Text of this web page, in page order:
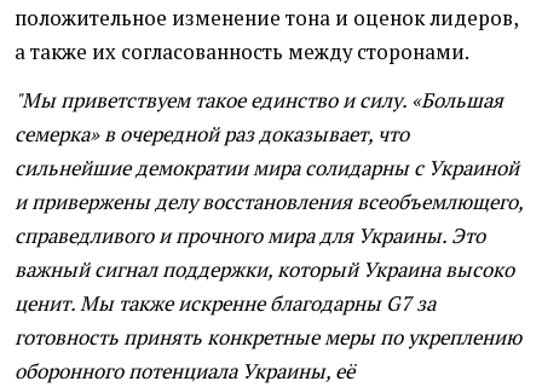
положительное изменение тона и оценок лидеров,
а также их согласованность между сторонами.
"Мы приветствуем такое единство и силу. «Большая
семерка» в очередной раз доказывает, что
сильнейшие демократии мира солидарны с Украиной
и привержены делу восстановления всеобъемлющего,
справедливого и прочного мира для Украины. Это
важный сигнал поддержки, который Украина высоко
ценит. Мы также искренне благодарны G7 за
готовность принять конкретные меры по укреплению
оборонного потенциала Украины, её